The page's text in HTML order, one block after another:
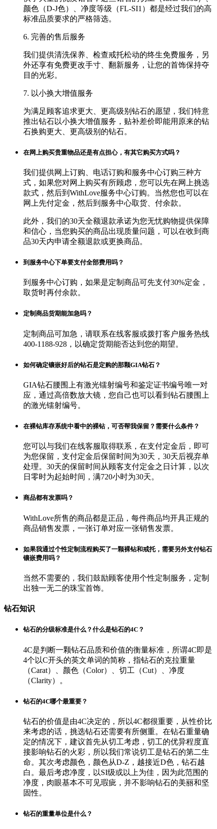
颜色（D-J色）、净度等级（FL-SI1）都是经过我们的高
标准品质要求的严格筛选。
6. 完善的售后服务
我们提供清洗保养、检查戒托松动的终生免费服务，另
外还享有免费更改手寸、翻新服务，让您的首饰保持夺
目的光彩。
7. 以小换大增值服务
为满足顾客追求更大、更高级别钻石的愿望，我们特意
推出钻石以小换大增值服务，贴补差价即能用原来的钻
石换购更大、更高级别的钻石。
在网上购买贵重物品还是有点担心，有其它购买方式吗？
我们提供网上订购、电话订购和服务中心订购三种方
式，如果您对网上购买有所顾虑，您可以先在网上挑选
款式，然后到WithLove服务中心订购。当然您也可以在
网上先付定金，然后到服务中心取货、付余款。
此外，我们的30天全额退款承诺为您无忧购物提供保障
和信心，当您购买的商品出现质量问题，可以在收到商
品30天内申请全额退款或更换商品。
到服务中心下单要支付全部费用吗？
到服务中心订购，如果是定制商品可先支付30%定金，
取货时再付余款。
定制商品货期能加急吗？
定制商品可加急，请联系在线客服或拨打客户服务热线
400-1188-928，以确定货期能否达到您的期望。
如何确定镶嵌好后的钻石是定购的那颗GIA钻石？
GIA钻石腰围上有激光镭射编号和鉴定证书编号唯一对
应，通过高倍数放大镜，您自己也可以看到钻石腰围上
的激光镭射编号。
在裸钻库存系统中看中的裸钻，可否帮我保留？需要什么条件？
您可以与我们在线客服取得联系，在支付定金后，即可
为您保留，支付定金后保留时间为30天，30天后视弃单
处理。30天的保留时间从顾客支付定金之日计算，以次
日零时为起始时间，满720小时为30天。
商品都有发票吗？
WithLove所售的商品都是正品，每件商品均开具正规的
商品销售发票，一张订单对应一张销售发票。
如果我通过个性定制流程购买了一颗裸钻和戒托，需要另外支付钻石
镶嵌费用吗？
当然不需要的，我们鼓励顾客使用个性定制服务，定制
出独一无二的珠宝首饰。
钻石知识
钻石的分级标准是什么？什么是钻石的4C？
4C是判断一颗钻石品质和价值的衡量标准，所谓4C即是
4个以C开头的英文单词的简称，指钻石的克拉重量
（Carat）、颜色（Color）、切工（Cut）、净度
（Clarity）。
钻石的4C哪个最重要？
钻石的价值是由4C决定的，所以4C都很重要，从性价比
来考虑的话，挑选钻石还需要有所侧重。在钻石重量确
定的情况下，建议首先从切工考虑，切工的优异程度直
接影响钻石的火彩，所以我们常说切工是钻石的第二生
命。其次考虑颜色，颜色从D-Z，越接近D色，钻石越
白。最后考虑净度，以SI级或以上为佳，因为此范围的
净度，肉眼基本不可见瑕疵，并不影响钻石的美丽和坚
固性。
钻石的重量单位是什么？